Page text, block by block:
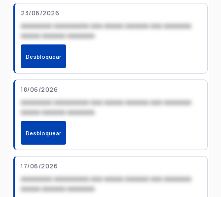
23/06/2026
xxxxxxxx xxxxxxxxx xxx xxxxx xxxxxx xxx xxxxxxx
xxxxx xxxxxx xxxxxxx
Desbloquear
18/06/2026
xxxxxxxx xxxxxxxxx xxx xxxxx xxxxxx xxx xxxxxxx
xxxxx xxxxxx xxxxxxx
Desbloquear
17/06/2026
xxxxxxxx xxxxxxxxx xxx xxxxx xxxxxx xxx xxxxxxx
xxxxx xxxxxx xxxxxxx